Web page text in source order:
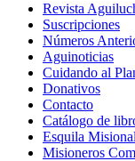
Revista
Suscripciones
Números
Aguinoticias
Cuidando al
Donativos
Contacto
Catálogo de
Esquila Misional
Misioneros